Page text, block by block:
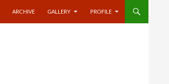
ARCHIVE GALLERY PROFILE